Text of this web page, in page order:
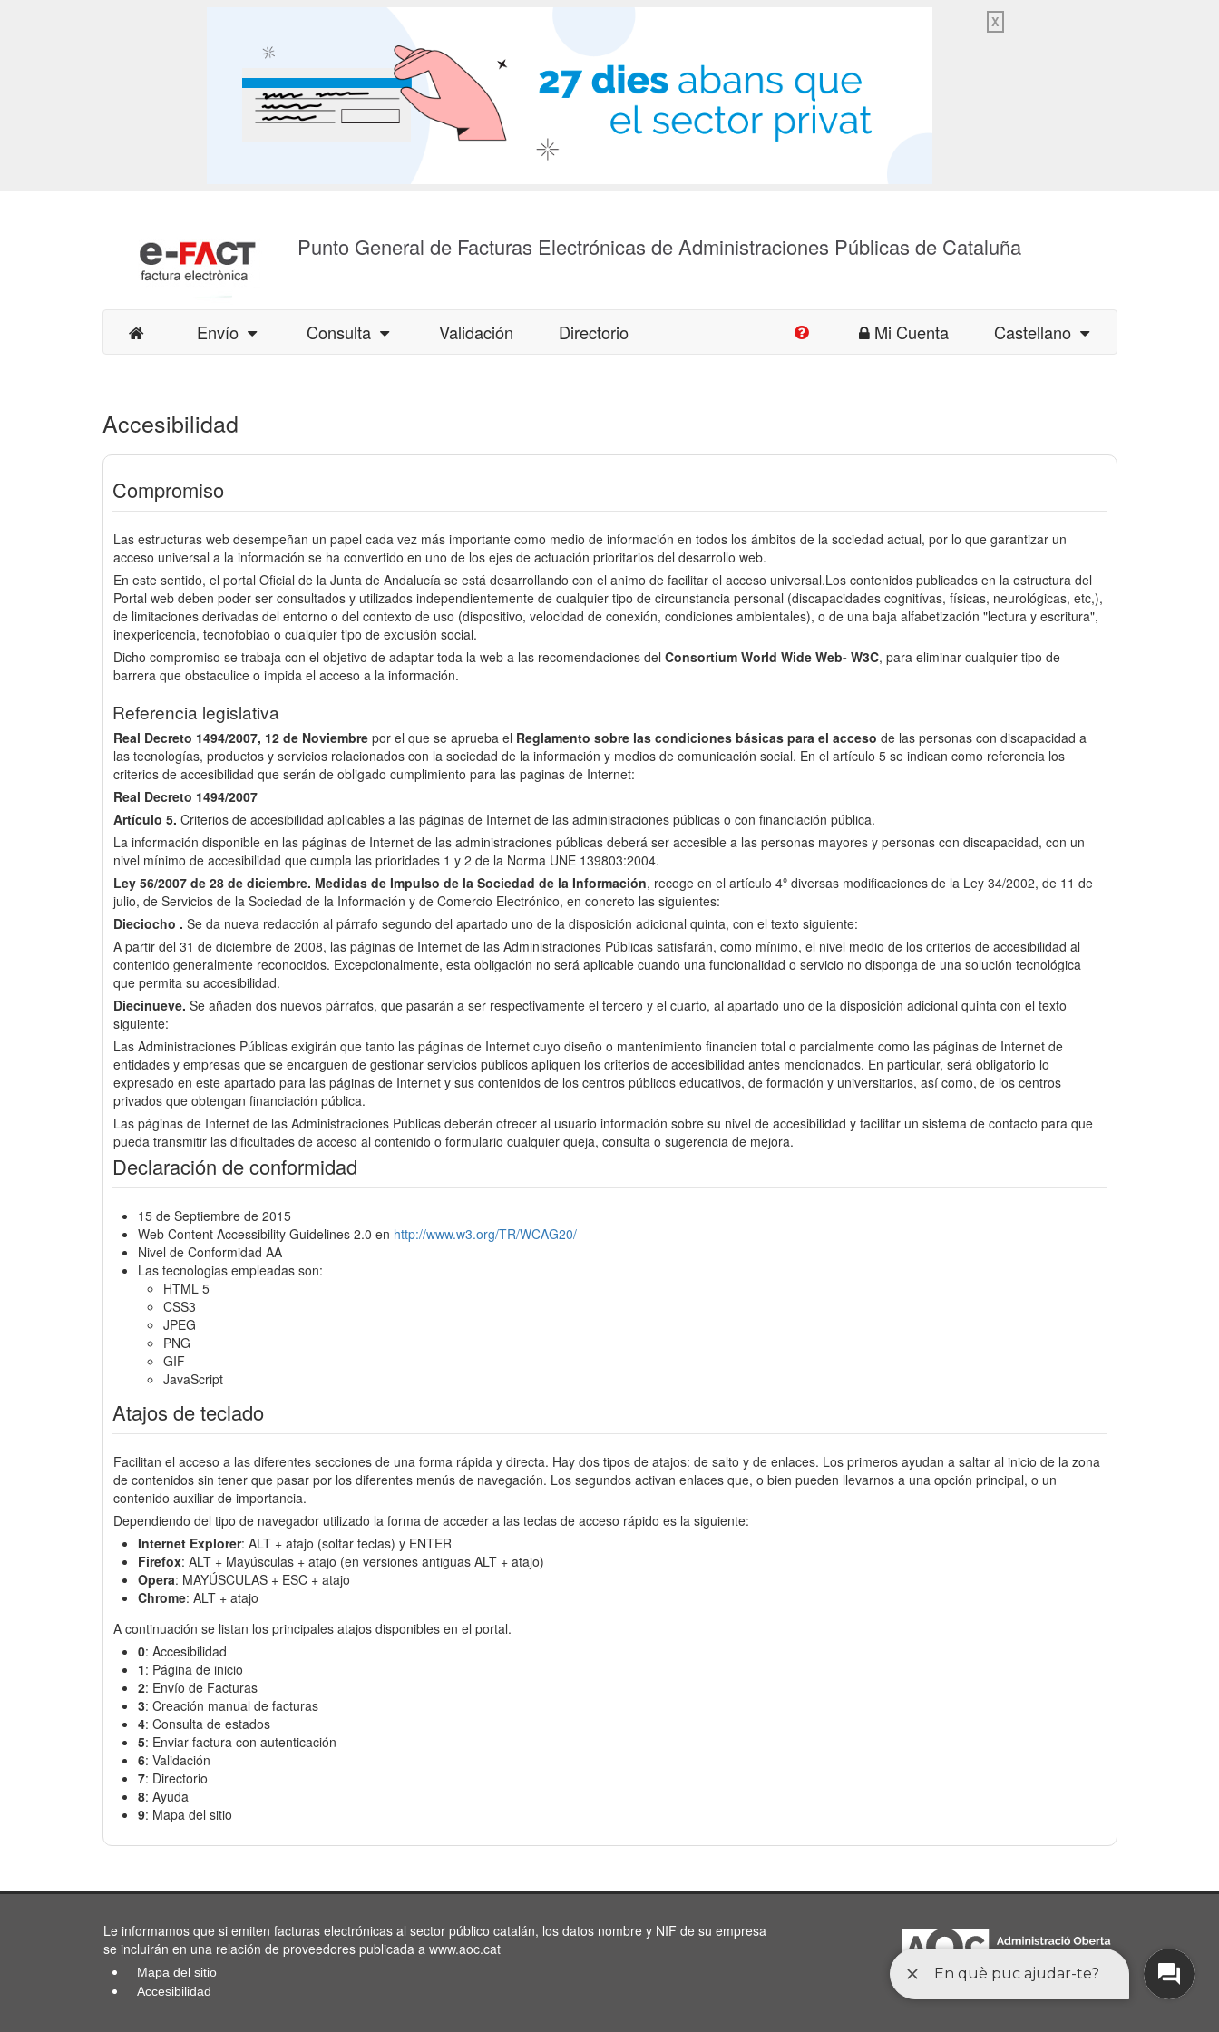
X
Punto General de Facturas Electrónicas de Administraciones Públicas de Cataluña
Envío Consulta Validación Directorio Mi Cuenta Castellano
Accesibilidad
Compromiso
Las estructuras web desempeñan un papel cada vez más importante como medio de información en todos los ámbitos de la sociedad actual, por lo que garantizar un
acceso universal a la información se ha convertido en uno de los ejes de actuación prioritarios del desarrollo web.
En este sentido, el portal Oficial de la Junta de Andalucía se está desarrollando con el animo de facilitar el acceso universal.Los contenidos publicados en la estructura del
Portal web deben poder ser consultados y utilizados independientemente de cualquier tipo de circunstancia personal (discapacidades cognitívas, físicas, neurológicas, etc,),
de limitaciones derivadas del entorno o del contexto de uso (dispositivo, velocidad de conexión, condiciones ambientales), o de una baja alfabetización "lectura y escritura",
inexpericencia, tecnofobiao o cualquier tipo de exclusión social.
Dicho compromiso se trabaja con el objetivo de adaptar toda la web a las recomendaciones del Consortium World Wide Web- W3C, para eliminar cualquier tipo de
barrera que obstaculice o impida el acceso a la información.
Referencia legislativa
Real Decreto 1494/2007, 12 de Noviembre por el que se aprueba el Reglamento sobre las condiciones básicas para el acceso de las personas con discapacidad a
las tecnologías, productos y servicios relacionados con la sociedad de la información y medios de comunicación social. En el artículo 5 se indican como referencia los
criterios de accesibilidad que serán de obligado cumplimiento para las paginas de Internet:
Real Decreto 1494/2007
Artículo 5. Criterios de accesibilidad aplicables a las páginas de Internet de las administraciones públicas o con financiación pública.
La información disponible en las páginas de Internet de las administraciones públicas deberá ser accesible a las personas mayores y personas con discapacidad, con un
nivel mínimo de accesibilidad que cumpla las prioridades 1 y 2 de la Norma UNE 139803:2004.
Ley 56/2007 de 28 de diciembre. Medidas de Impulso de la Sociedad de la Información, recoge en el artículo 4º diversas modificaciones de la Ley 34/2002, de 11 de
julio, de Servicios de la Sociedad de la Información y de Comercio Electrónico, en concreto las siguientes:
Dieciocho . Se da nueva redacción al párrafo segundo del apartado uno de la disposición adicional quinta, con el texto siguiente:
A partir del 31 de diciembre de 2008, las páginas de Internet de las Administraciones Públicas satisfarán, como mínimo, el nivel medio de los criterios de accesibilidad al
contenido generalmente reconocidos. Excepcionalmente, esta obligación no será aplicable cuando una funcionalidad o servicio no disponga de una solución tecnológica
que permita su accesibilidad.
Diecinueve. Se añaden dos nuevos párrafos, que pasarán a ser respectivamente el tercero y el cuarto, al apartado uno de la disposición adicional quinta con el texto
siguiente:
Las Administraciones Públicas exigirán que tanto las páginas de Internet cuyo diseño o mantenimiento financien total o parcialmente como las páginas de Internet de
entidades y empresas que se encarguen de gestionar servicios públicos apliquen los criterios de accesibilidad antes mencionados. En particular, será obligatorio lo
expresado en este apartado para las páginas de Internet y sus contenidos de los centros públicos educativos, de formación y universitarios, así como, de los centros
privados que obtengan financiación pública.
Las páginas de Internet de las Administraciones Públicas deberán ofrecer al usuario información sobre su nivel de accesibilidad y facilitar un sistema de contacto para que
pueda transmitir las dificultades de acceso al contenido o formulario cualquier queja, consulta o sugerencia de mejora.
Declaración de conformidad
15 de Septiembre de 2015
Web Content Accessibility Guidelines 2.0 en http://www.w3.org/TR/WCAG20/
Nivel de Conformidad AA
Las tecnologias empleadas son:
HTML 5
CSS3
JPEG
PNG
GIF
JavaScript
Atajos de teclado
Facilitan el acceso a las diferentes secciones de una forma rápida y directa. Hay dos tipos de atajos: de salto y de enlaces. Los primeros ayudan a saltar al inicio de la zona
de contenidos sin tener que pasar por los diferentes menús de navegación. Los segundos activan enlaces que, o bien pueden llevarnos a una opción principal, o un
contenido auxiliar de importancia.
Dependiendo del tipo de navegador utilizado la forma de acceder a las teclas de acceso rápido es la siguiente:
Internet Explorer: ALT + atajo (soltar teclas) y ENTER
Firefox: ALT + Mayúsculas + atajo (en versiones antiguas ALT + atajo)
Opera: MAYÚSCULAS + ESC + atajo
Chrome: ALT + atajo
A continuación se listan los principales atajos disponibles en el portal.
0: Accesibilidad
1: Página de inicio
2: Envío de Facturas
3: Creación manual de facturas
4: Consulta de estados
5: Enviar factura con autenticación
6: Validación
7: Directorio
8: Ayuda
9: Mapa del sitio
Le informamos que si emiten facturas electrónicas al sector público catalán, los datos nombre y NIF de su empresa
se incluirán en una relación de proveedores publicada a www.aoc.cat
Mapa del sitio
Accesibilidad